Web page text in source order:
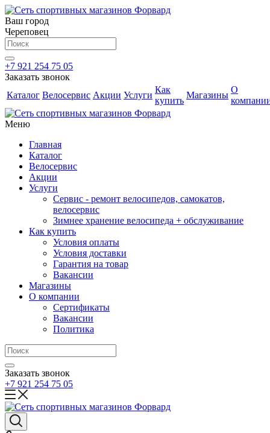
Ваш город
Череповец
+7 921 254 75 05
Заказать звонок
Каталог Велосервис Акции Услуги
Как
купить
Магазины
О
Меню
Главная
Каталог
Велосервис
Акции
Услуги
Сервис - ремонт велосипедов, самокатов,
велосервис
Зимнее хранение велосипеда + обслуживание
Как купить
Условия оплаты
Условия доставки
Гарантия на товар
Вакансии
Магазины
О компании
Сертификаты
Вакансии
Политика
Заказать звонок
+7 921 254 75 05